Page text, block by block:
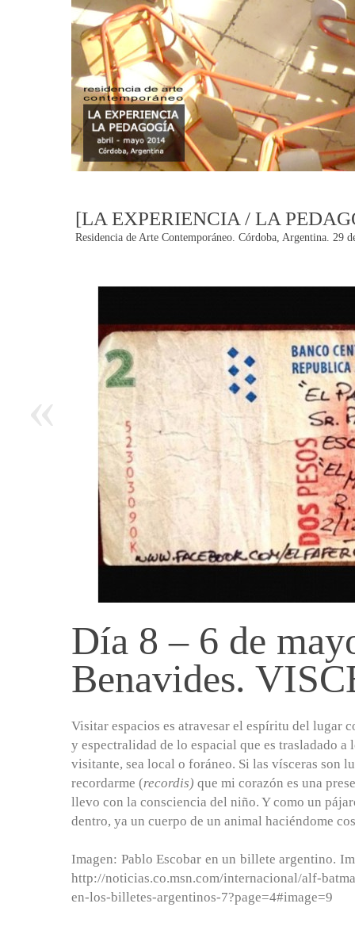
[LA EXPERIENCIA / LA
Residencia de Arte Contemporáneo. Córdoba, Argentina. 29
navigation
Día 8 – 6 de
Benavides.
Visitar espacios es atravesar el espíritu del lugar
y espectralidad de lo espacial que es trasladado a
visitante, sea local o foráneo. Si las vísceras son
recordarme (recordis) que mi corazón es una
llevo con la consciencia del niño. Y como un
dentro, ya un cuerpo de un animal haciéndome
Imagen: Pablo Escobar en un billete argentino.
http://noticias.co.msn.com/internacional/alf-
en-los-billetes-argentinos-7?page=4#image=9